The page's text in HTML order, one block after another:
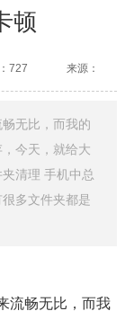
顿
727 来源：
无比，而我的
今天，就给大
清理 手机中总
多文件夹都是
流畅无比，而我